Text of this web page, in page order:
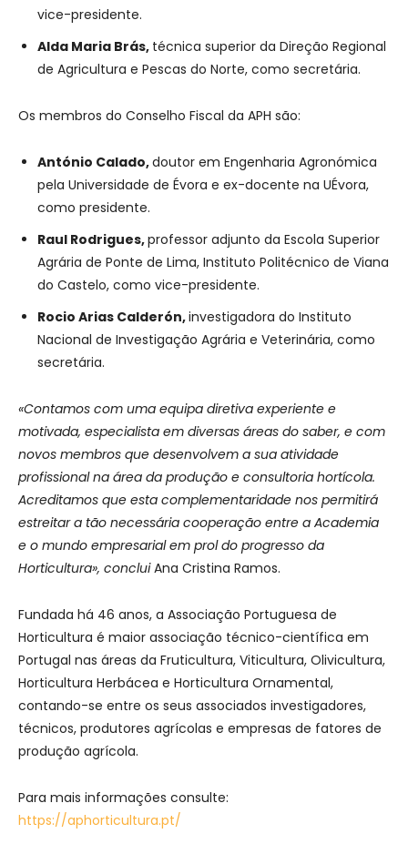
vice-presidente.
Alda Maria Brás, técnica superior da Direção Regional
de Agricultura e Pescas do Norte, como secretária.
Os membros do Conselho Fiscal da APH são:
António Calado,doutor em Engenharia Agronómica
pela Universidade de Évora e ex-docente na UÉvora,
como presidente.
Raul Rodrigues,professor adjunto da Escola Superior
Agrária de Ponte de Lima, Instituto Politécnico de Viana
do Castelo, como vice-presidente.
Rocio Arias Calderón,investigadora do Instituto
Nacional de Investigação Agrária e Veterinária, como
secretária.
«Contamos com uma equipa diretiva experiente e
motivada, especialista em diversas áreas do saber, e com
novos membros que desenvolvem a sua atividade
profissional na área da produção e consultoria hortícola.
Acreditamos que esta complementaridade nos permitirá
estreitar a tão necessária cooperação entre a Academia
e o mundo empresarial em prol do progresso da
Horticultura», concluiAna Cristina Ramos.
Fundada há 46 anos, a Associação Portuguesa de
Horticultura é maior associação técnico-científica em
Portugal nas áreas da Fruticultura, Viticultura, Olivicultura,
Horticultura Herbácea e Horticultura Ornamental,
contando-se entre os seus associados investigadores,
técnicos, produtores agrícolas e empresas de fatores de
produção agrícola.
Para mais informações consulte:
https://aphorticultura.pt/